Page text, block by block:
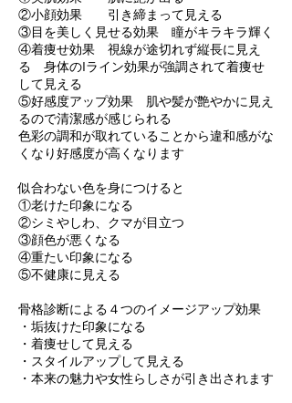
②小顔効果 引き締まって見える
③目を美しく見せる効果 瞳がキラキラ輝く
④着痩せ効果 視線が途切れず縦長に見え
る 身体のIライン効果が強調されて着痩せ
して見える
⑤好感度アップ効果 肌や髪が艶やかに見え
るので清潔感が感じられる
色彩の調和が取れていることから違和感がな
くなり好感度が高くなります
似合わない色を身につけると
①老けた印象になる
②シミやしわ、クマが目立つ
③顔色が悪くなる
④重たい印象になる
⑤不健康に見える
骨格診断による４つのイメージアップ効果
・垢抜けた印象になる
・着痩せして見える
・スタイルアップして見える
・本来の魅力や女性らしさが引き出されます